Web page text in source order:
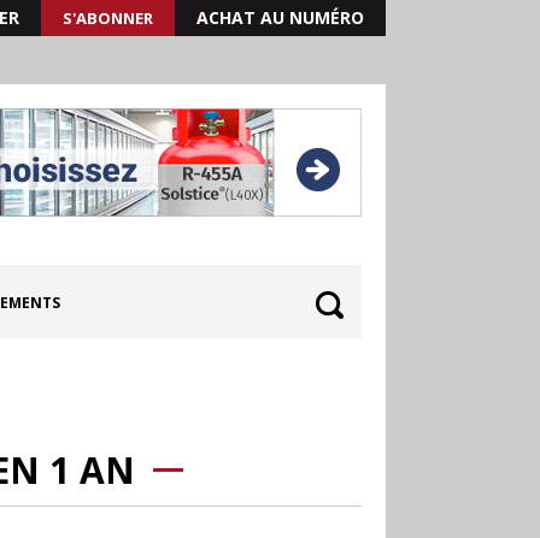
S'ABONNER ACHAT AU NUMÉRO
1 AN30.06